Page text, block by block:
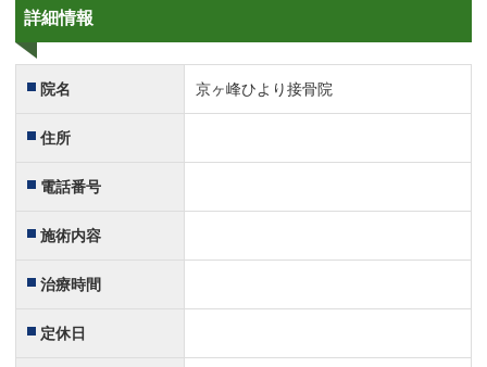
詳細情報
院名 京ヶ峰ひより接骨院
住所
電話番号
施術内容
治療時間
定休日